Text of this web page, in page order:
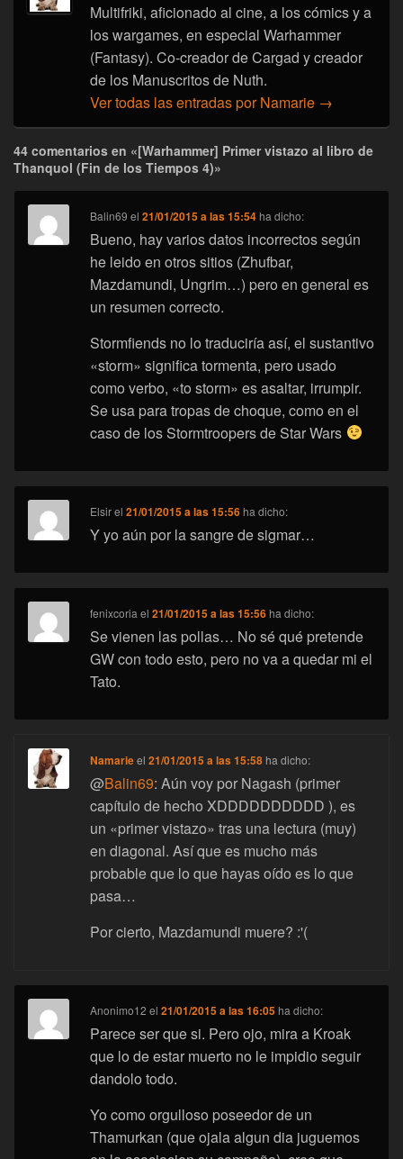
Multifriki, aficionado al cine, a los cómics y a
los wargames, en especial Warhammer
(Fantasy). Co-creador de Cargad y creador
de los Manuscritos de Nuth.
Ver todas las entradas por Namarie →
44 comentarios en «[Warhammer] Primer vistazo al libro de
Thanquol (Fin de los Tiempos 4)»
Balin69 el21/01/2015 a las 15:54 ha dicho:
Bueno, hay varios datos incorrectos según
he leido en otros sitios (Zhufbar,
Mazdamundi, Ungrim…) pero en general es
un resumen correcto.
Stormfiends no lo traduciría así, el sustantivo
«storm» significa tormenta, pero usado
como verbo, «to storm» es asaltar, irrumpir.
Se usa para tropas de choque, como en el
caso de los Stormtroopers de Star Wars
Elsirel21/01/2015 a las 15:56 ha dicho:
Y yo aún por la sangre de sigmar…
fenixcoria el21/01/2015 a las 15:56 ha dicho:
Se vienen las pollas… No sé qué pretende
GW con todo esto, pero no va a quedar mi el
Tato.
Namarieel21/01/2015 a las 15:58 ha dicho:
@Balin69: Aún voy por Nagash (primer
capítulo de hecho XDDDDDDDDDD ), es
un «primer vistazo» tras una lectura (muy)
en diagonal. Así que es mucho más
probable que lo que hayas oído es lo que
pasa…
Por cierto, Mazdamundi muere? :'(
Anonimo12 el21/01/2015 a las 16:05 ha dicho:
Parece ser que si. Pero ojo, mira a Kroak
que lo de estar muerto no le impidio seguir
dandolo todo.
Yo como orgulloso poseedor de un
Thamurkan (que ojala algun dia juguemos